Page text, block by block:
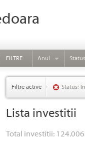
FILTRE Anul Status
Filtre active Status:
Lista investitii
Total investitii: